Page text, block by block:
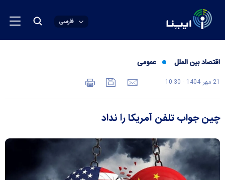
فارسی
اقتصاد بین الملل عمومی
21 مهر 1404 - 10:30
چین جواب تلفن آمریکا را نداد